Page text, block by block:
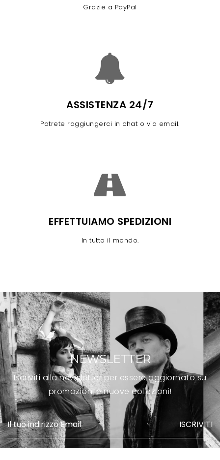
Grazie a PayPal
ASSISTENZA 24/7
Potrete raggiungerci in chat o via email.
EFFETTUIAMO SPEDIZIONI
In tutto il mondo.
NEWSLETTER
Iscriviti alla newsletter per essere aggiornato su
promozioni e nuove collezioni!
ISCRIVITI